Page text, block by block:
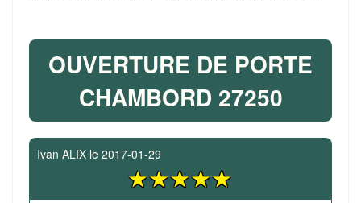
OUVERTURE DE PORTE
CHAMBORD 27250
Ivan ALIX le 2017-01-29